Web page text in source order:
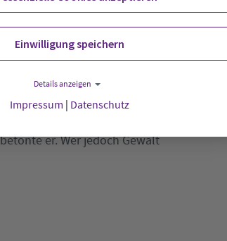
die immer wieder aus
Bedingungen hält, kann
er. Wer jedoch Gewalt
Einwilligung speichern
Details anzeigen
Impressum | Datenschutz